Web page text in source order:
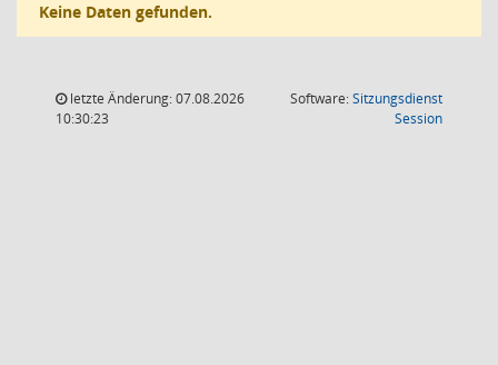
Keine Daten gefunden.
letzte Änderung: 07.08.2026
10:30:23
Software:Sitzungsdienst
Session(Wird in